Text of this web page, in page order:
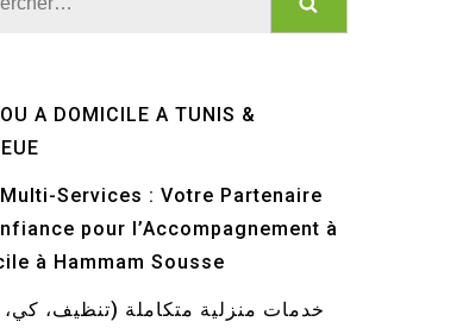
A DOMICILE A TUNIS &
Services : Votre Partenaire
pour l’Accompagnement à
à Hammam Sousse
خدمات منزلية متكاملة (تنظيف،